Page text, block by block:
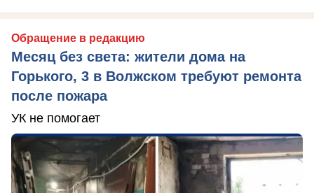
Обращение в редакцию
Месяц без света: жители дома на
Горького, 3 в Волжском требуют ремонта
после пожара
УК не помогает